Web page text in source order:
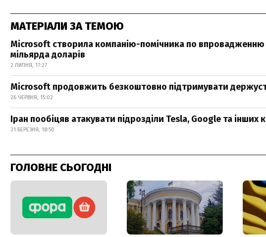
МАТЕРІАЛИ ЗА ТЕМОЮ
Microsoft створила компанію-помічника по впровадженню
мільярда доларів
2 ЛИПНЯ, 17:27
Microsoft продовжить безкоштовно підтримувати
26 ЧЕРВНЯ, 15:02
Іран пообіцяв атакувати підрозділи Tesla, Google та інших
31 БЕРЕЗНЯ, 18:50
ГОЛОВНЕ СЬОГОДНІ